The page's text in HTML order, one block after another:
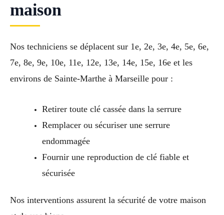
maison
Nos techniciens se déplacent sur 1e, 2e, 3e, 4e, 5e, 6e,
7e, 8e, 9e, 10e, 11e, 12e, 13e, 14e, 15e, 16e et les
environs de Sainte-Marthe à Marseille pour :
Retirer toute clé cassée dans la serrure
Remplacer ou sécuriser une serrure
endommagée
Fournir une reproduction de clé fiable et
sécurisée
Nos interventions assurent la sécurité de votre maison